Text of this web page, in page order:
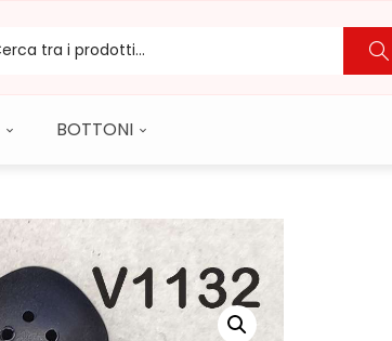
BOTTONI